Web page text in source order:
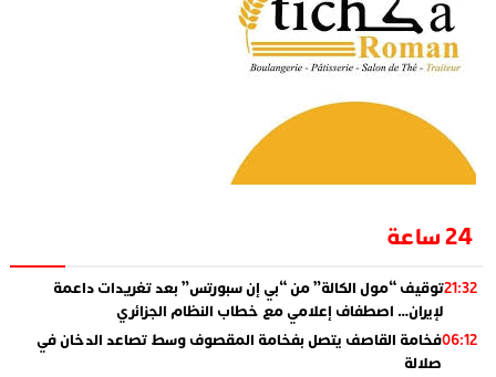
24 ساعة
21:32توقيف “مول الكالة” من “بي إن سبورتس” بعد تغريدات داعمة
لإيران… اصطفاف إعلامي مع خطاب النظام الجزائري
06:12فخامة القاصف يتصل بفخامة المقصوف وسط تصاعد الدخان في
صلالة